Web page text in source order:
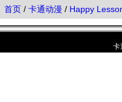
首页 / 卡通动漫 / Happy
卡